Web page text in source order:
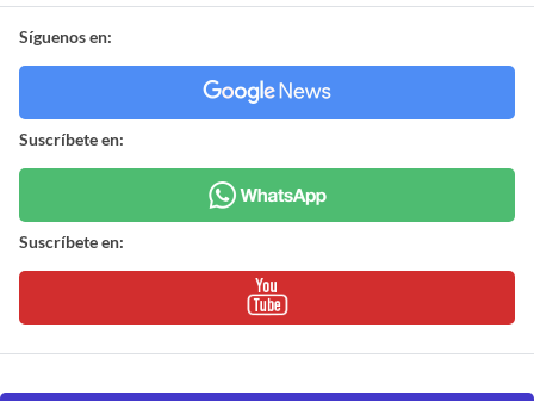
Síguenos en:
Suscríbete en:
Suscríbete en: